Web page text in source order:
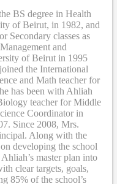
BS degree in Health
of Beirut, in 1982, and
Secondary classes as
and
of Beirut in 1995
the International
and Math teacher for
has been with Ahliah
teacher for Middle
Coordinator in
Since 2008, Mrs.
Along with the
developing the school
master plan into
clear targets, goals,
85% of the school’s